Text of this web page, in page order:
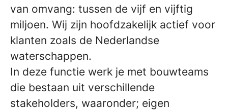
van omvang: tussen de vijf en vijftig
miljoen. Wij zijn hoofdzakelijk actief voor
klanten zoals de Nederlandse
waterschappen.
In deze functie werk je met bouwteams
die bestaan uit verschillende
stakeholders, waaronder; eigen